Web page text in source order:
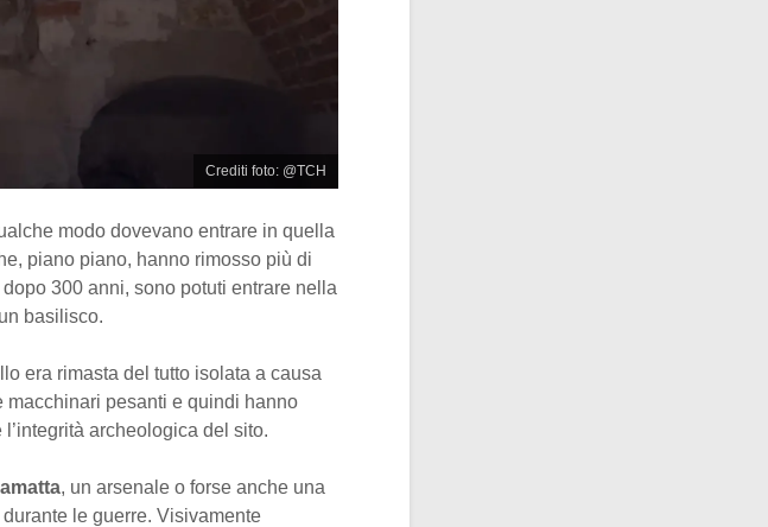
Crediti foto: @TCH
modo dovevano entrare in quella
piano piano, hanno rimosso più di
300 anni, sono potuti entrare nella
basilisco.
era rimasta del tutto isolata a causa
macchinari pesanti e quindi hanno
archeologica del sito.
, un arsenale o forse anche una
le guerre. Visivamente